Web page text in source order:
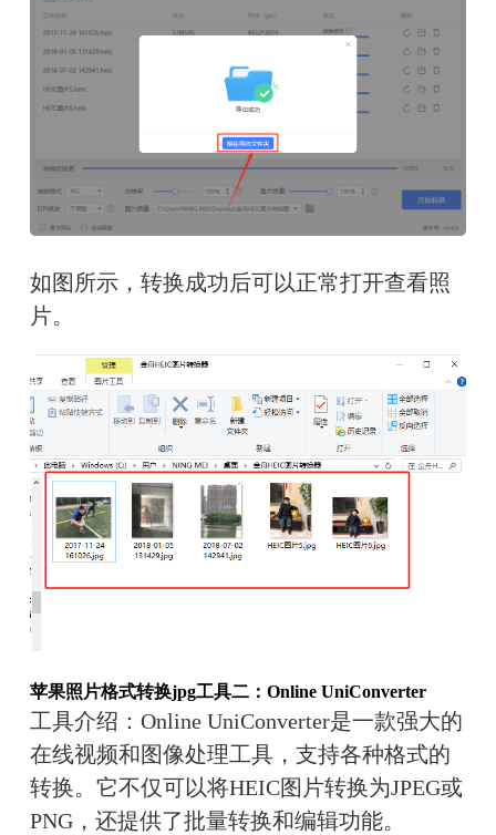
如图所示，转换成功后可以正常打开查看照
片。
苹果照片格式转换jpg工具二：Online UniConverter
工具介绍： Online UniConverter是一款强大的
在线视频和图像处理工具，支持各种格式的
转换。它不仅可以将HEIC图片转换为JPEG或
PNG，还提供了批量转换和编辑功能。